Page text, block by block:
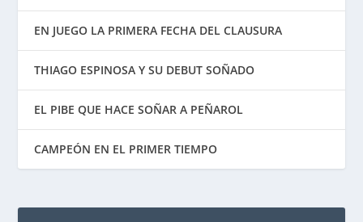
EN JUEGO LA PRIMERA FECHA DEL CLAUSURA
THIAGO ESPINOSA Y SU DEBUT SOÑADO
EL PIBE QUE HACE SOÑAR A PEÑAROL
CAMPEÓN EN EL PRIMER TIEMPO